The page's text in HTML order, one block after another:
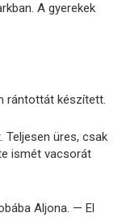
A gyerekek
rántottát készített.
Teljesen üres, csak
ismét vacsorát
Aljona. — El